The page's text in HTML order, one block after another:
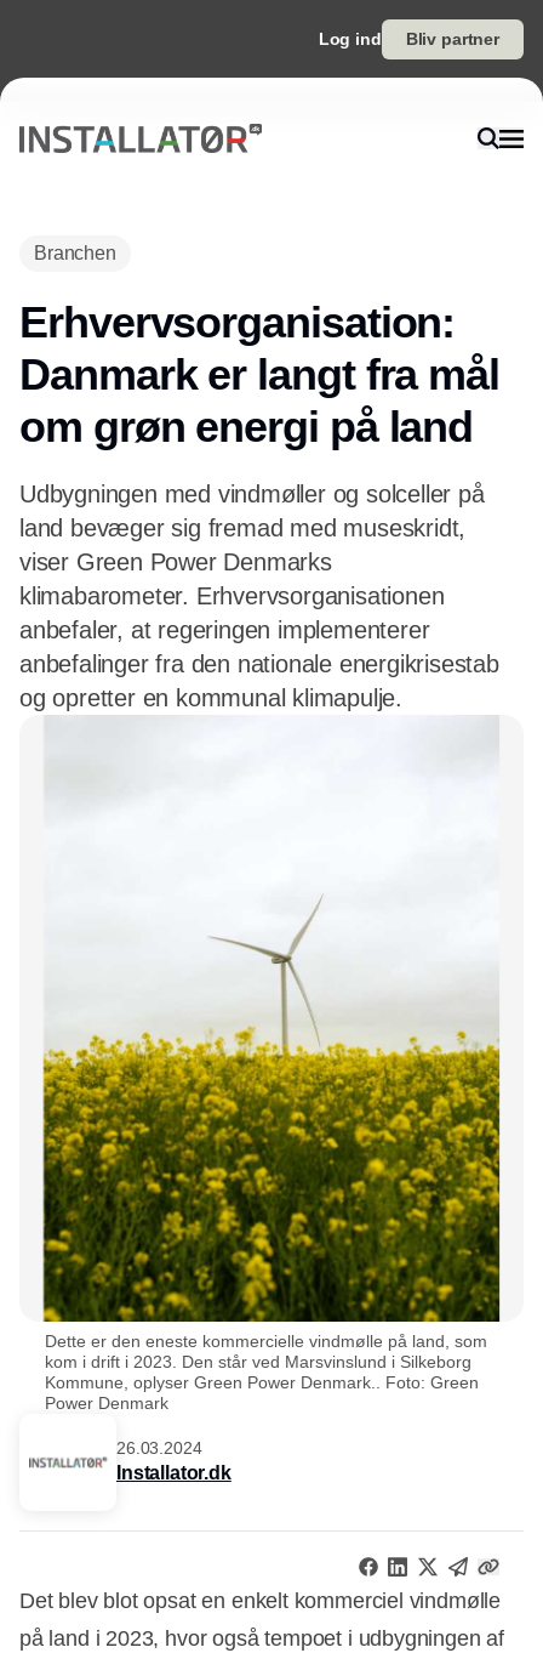
Log ind Bliv partner
Branchen
Erhvervsorganisation:
Danmark er langt fra mål
om grøn energi på land
Udbygningen med vindmøller og solceller på
land bevæger sig fremad med museskridt,
viser Green Power Denmarks
klimabarometer. Erhvervsorganisationen
anbefaler, at regeringen implementerer
anbefalinger fra den nationale energikrisestab
og opretter en kommunal klimapulje.
Dette er den eneste kommercielle vindmølle på land, som
kom i drift i 2023. Den står ved Marsvinslund i Silkeborg
Kommune, oplyser Green Power Denmark.. Foto: Green
Power Denmark
26.03.2024
Installator.dk
Det blev blot opsat en enkelt kommerciel vindmølle
på land i 2023, hvor også tempoet i udbygningen af